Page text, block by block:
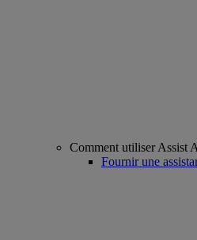
Comment utiliser Assist
Fournir une